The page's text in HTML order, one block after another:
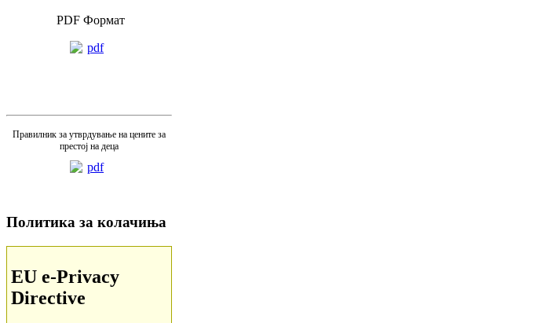
PDF Формат
Правилник за утврдување на цените за
престој на деца
Политика за колачиња
EU e-Privacy
Directive